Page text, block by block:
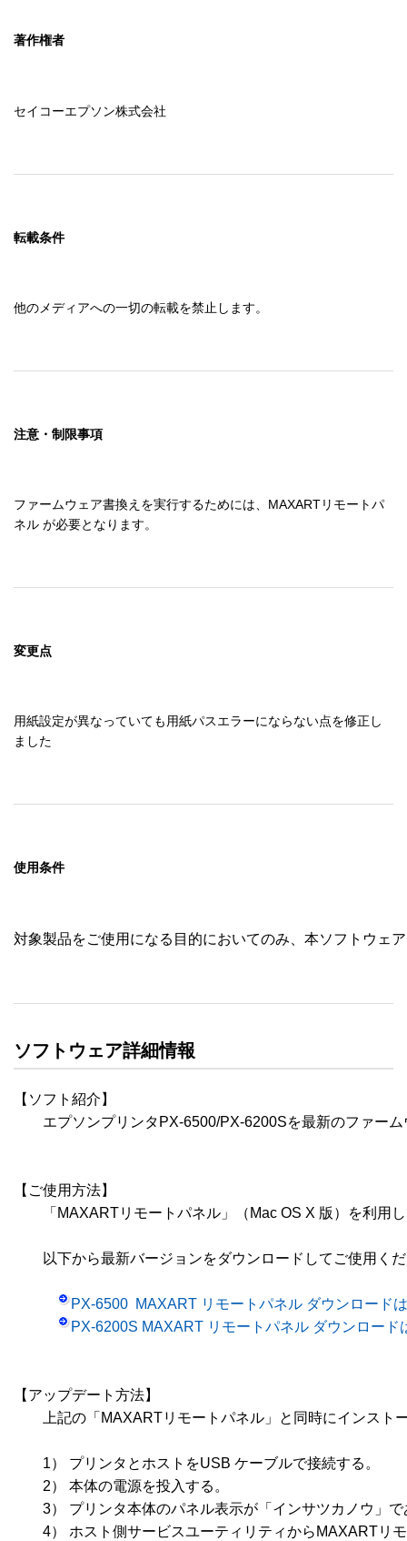
著作権者
セイコーエプソン株式会社
転載条件
他のメディアへの一切の転載を禁止します。
注意・制限事項
ファームウェア書換えを実行するためには、MAXARTリモートパ
ネル が必要となります。
変更点
用紙設定が異なっていても用紙パスエラーにならない点を修正し
ました
使用条件
対象製品をご使用になる目的においてのみ、本ソフトウェ
ソフトウェア詳細情報
【ソフト紹介】
エプソンプリンタPX-6500/PX-6200Sを最新のファーム
【ご使用方法】
「MAXARTリモートパネル」（Mac OS X 版）を利用し
以下から最新バージョンをダウンロードしてご使用く
PX-6500  MAXART リモートパネル ダウンロード
PX-6200S MAXART リモートパネル ダウンロード
【アップデート方法】
上記の「MAXARTリモートパネル」と同時にインスト
1） プリンタとホストをUSB ケーブルで接続する。
2） 本体の電源を投入する。
3） プリンタ本体のパネル表示が「インサツカノウ」で
4） ホスト側サービスユーティリティからMAXARTリモ